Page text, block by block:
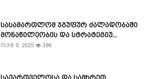
სასამართლომ ჯგუფურ ძალადობაში
მონაწილეობის და სტრატეგიუ...
ოქტ 9, 2025 386